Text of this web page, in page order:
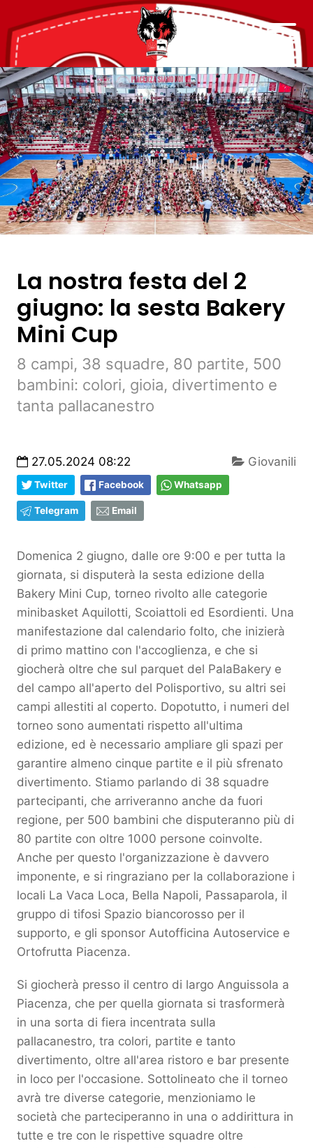
La nostra festa del 2
giugno: la sesta Bakery
Mini Cup
8 campi, 38 squadre, 80 partite, 500
bambini: colori, gioia, divertimento e
tanta pallacanestro
27.05.2024 08:22 Giovanili
Twitter Facebook Whatsapp
Telegram Email
Domenica 2 giugno, dalle ore 9:00 e per tutta la
giornata, si disputerà la sesta edizione della
Bakery Mini Cup, torneo rivolto alle categorie
minibasket Aquilotti, Scoiattoli ed Esordienti. Una
manifestazione dal calendario folto, che inizierà
di primo mattino con l'accoglienza, e che si
giocherà oltre che sul parquet del PalaBakery e
del campo all'aperto del Polisportivo, su altri sei
campi allestiti al coperto. Dopotutto, i numeri del
torneo sono aumentati rispetto all'ultima
edizione, ed è necessario ampliare gli spazi per
garantire almeno cinque partite e il più sfrenato
divertimento. Stiamo parlando di 38 squadre
partecipanti, che arriveranno anche da fuori
regione, per 500 bambini che disputeranno più di
80 partite con oltre 1000 persone coinvolte.
Anche per questo l'organizzazione è davvero
imponente, e si ringraziano per la collaborazione i
locali La Vaca Loca, Bella Napoli, Passaparola, il
gruppo di tifosi Spazio biancorosso per il
supporto, e gli sponsor Autofficina Autoservice e
Ortofrutta Piacenza.
Si giocherà presso il centro di largo Anguissola a
Piacenza, che per quella giornata si trasformerà
in una sorta di fiera incentrata sulla
pallacanestro, tra colori, partite e tanto
divertimento, oltre all'area ristoro e bar presente
in loco per l'occasione. Sottolineato che il torneo
avrà tre diverse categorie, menzioniamo le
società che parteciperanno in una o addirittura in
tutte e tre con le rispettive squadre oltre